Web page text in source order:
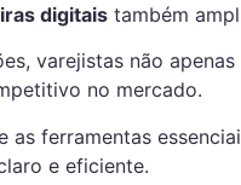
digitaistambém
varejistas não
no mercado.
as ferramentas
e eficiente.